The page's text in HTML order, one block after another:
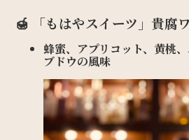
🍯 「もはやスイーツ」貴腐
蜂蜜、アプリコット、黄桃
ブドウの風味